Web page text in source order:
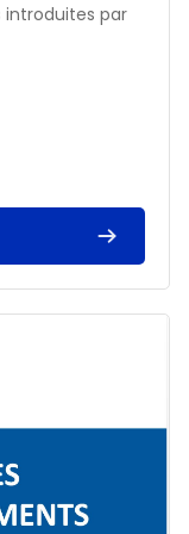
introduites par